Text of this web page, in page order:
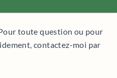
toute question ou pour
contactez-moi par